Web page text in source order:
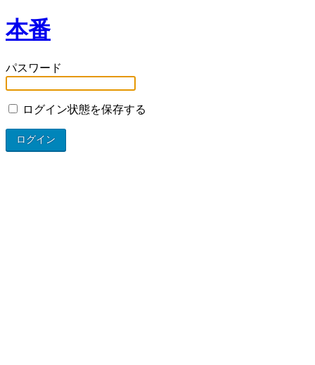
本番
パスワード
ログイン状態を保存する